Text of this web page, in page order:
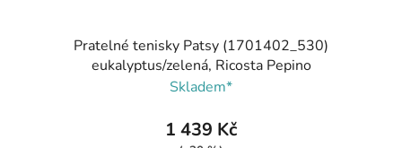
Pratelné tenisky Patsy (1701402_530)
eukalyptus/zelená, Ricosta Pepino
Skladem*
1 439 Kč